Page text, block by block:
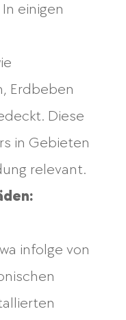
In einigen
Erdbeben
Diese
in Gebieten
relevant.
infolge von